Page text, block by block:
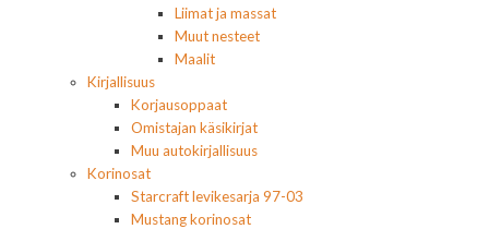
Liimat ja massat
Muut nesteet
Maalit
Kirjallisuus
Korjausoppaat
Omistajan käsikirjat
Muu autokirjallisuus
Korinosat
Starcraft levikesarja 97-03
Mustang korinosat